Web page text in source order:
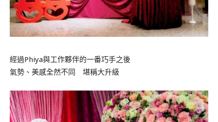
經過Phiya與工作夥伴的一番巧手之後
氣勢、美感全然不同 堪稱大升級